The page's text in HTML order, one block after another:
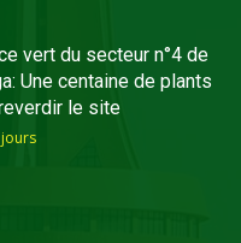
vert du secteur n°4 de
Une centaine de plants
le site